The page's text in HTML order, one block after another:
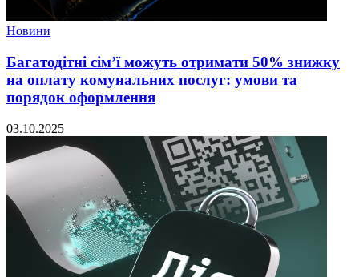
Новини
Багатодітні сім’ї можуть отримати 50% знижку
на оплату комунальних послуг: умови та
порядок оформлення
03.10.2025